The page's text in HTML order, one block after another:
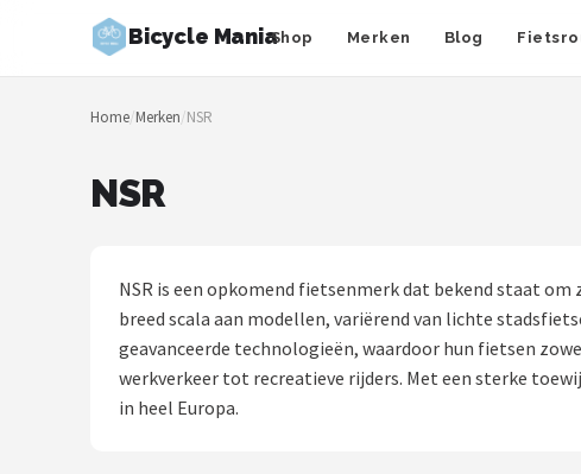
Bicycle ManiaShop Merken Blog
Zoeken
NAVIGATIE
Fietsroutes
Kinderfietsen
Home/Merken/NSR
NSR
NSR is een opkomend fietsenmerk dat bekend staat
breed scala aan modellen, variërend van lichte
geavanceerde technologieën, waardoor hun fietsen
werkverkeer tot recreatieve rijders. Met een sterke
in heel Europa.